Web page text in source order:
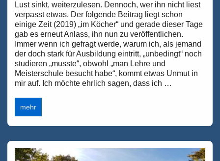
Lust sinkt, weiterzulesen. Dennoch, wer ihn nicht liest
verpasst etwas. Der folgende Beitrag liegt schon
einige Zeit (2019) „im Köcher“ und gerade dieser Tage
gab es erneut Anlass, ihn nun zu veröffentlichen.
Immer wenn ich gefragt werde, warum ich, als jemand
der doch stark für Ausbildung eintritt, „unbedingt“ noch
studieren „musste“, obwohl „man Lehre und
Meisterschule besucht habe“, kommt etwas Unmut in
mir auf. Ich möchte ehrlich sagen, dass ich …
Von
was
mehr